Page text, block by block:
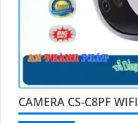
CAMERA CS-C8PF WIFI